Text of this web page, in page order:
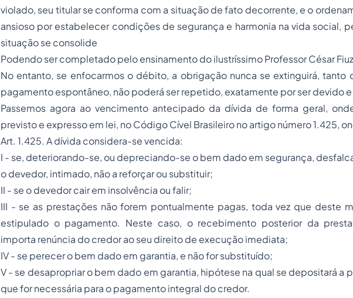
violado, seu titular se conforma com a situação de fato decorrente, e o
ansioso por estabelecer condições de segurança e harmonia na vida social,
situação se consolide
Podendo ser completado pelo ensinamento do ilustríssimo Professor César
No entanto, se enfocarmos o débito, a obrigação nunca se extinguirá, tanto
pagamento espontâneo, não poderá ser repetido, exatamente por ser devido
Passemos agora ao vencimento antecipado da dívida de forma geral,
previsto e expresso em lei, no Código Cível Brasileiro no artigo número 1.425,
Art. 1.425. A dívida considera-se vencida:
I - se, deteriorando-se, ou depreciando-se o bem dado em segurança,
o devedor, intimado, não a reforçar ou substituir;
II - se o devedor cair em insolvência ou falir;
III - se as prestações não forem pontualmente pagas, toda vez que deste
estipulado o pagamento. Neste caso, o recebimento posterior da
importa renúncia do credor ao seu direito de execução imediata;
IV - se perecer o bem dado em garantia, e não for substituído;
V - se desapropriar o bem dado em garantia, hipótese na qual se depositará a
que for necessária para o pagamento integral do credor.